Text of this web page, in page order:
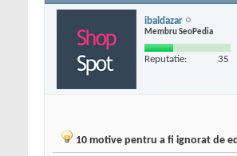
ibaldazar
Membru SeoPedia
Reputatie: 35
10 motive pentru a fi ignorat de